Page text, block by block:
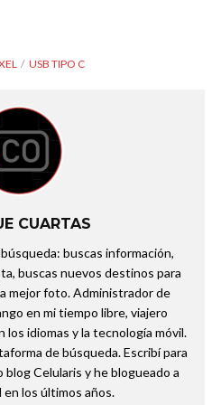
USB TIPO C
CUARTAS
buscas información,
buscas nuevos destinos para
mejor foto. Administrador de
en mi tiempo libre, viajero
los idiomas y la tecnología móvil.
de búsqueda. Escribí para
Celularis y he blogueado a
en los últimos años.